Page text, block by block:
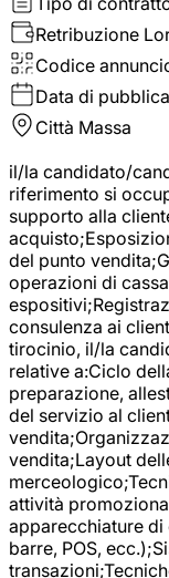
Retribuzione
Codice
Data di
Città Massa
il/la candidato/
riferimento si
supporto alla
del punto
operazioni di
consulenza ai
tirocinio, il/la
relative a:Ciclo
preparazione,
del servizio al
vendita;Layout
attività
apparecchiature di
barre, POS,